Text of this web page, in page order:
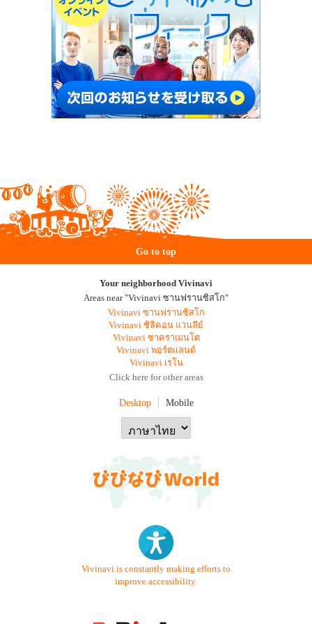
Go to top
Your neighborhood Vivinavi
Areas near "Vivinavi ซานฟรานซิสโก"
Vivinavi ซานฟรานซิสโก
Vivinavi ซิลิคอน แวนลีย์
Vivinavi ซาคราเมนโต
Vivinavi พอร์ตแลนด์
Vivinavi เรโน
Click here for other areas
Desktop Mobile
Vivinavi is constantly making efforts to
improve accessibility.